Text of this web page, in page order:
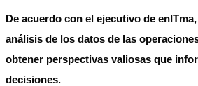
De acuerdo con el ejecutivo de
análisis de los datos de las
obtener perspectivas valiosas que
decisiones.